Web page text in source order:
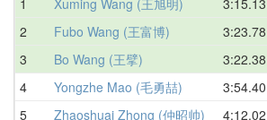
2 Fubo Wang (王富博) 3:23.78
3 Bo Wang (王擘) 3:22.38
4 Yongzhe Mao (毛勇喆) 3:54.40
5 Zhaoshuai Zhong (仲昭帅) 4:12.02